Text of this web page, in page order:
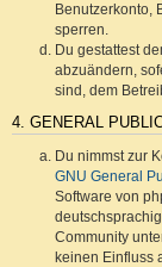
Benutzerkonto,
sperren.
Du gestattest
abzuändern,
sind, dem
4. GENERAL
Du nimmst zur
GNU General
Software von
Community
keinen Einfluss